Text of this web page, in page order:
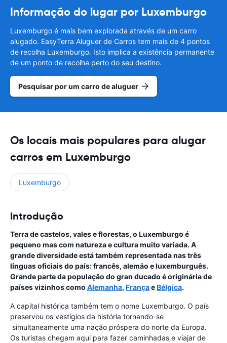
Informação do lugar por Luxemburgo
Luxemburgo é mais bem explorada através de um carro
alugado. EasyTerra Aluguer de Carros tem mais de 4 pontos
de recolha Luxemburgo. Isto implica a existência permanente
de um ponto de recolha perto do seu destino.
Pesquisar por um carro de aluguer
Os locais mais populares para alugar
carros em Luxemburgo
Luxemburgo
Introdução
Terra de castelos, vales e florestas, o Luxemburgo é
pequeno mas com natureza e cultura muito variada. A
grande diversidade está também representada nas três
línguas oficiais do país: francês, alemão e luxemburguês.
Grande parte da população do gran ducado é originária de
países vizinhos como Alemanha, FrançaeBélgica.
A capital histórica também tem o nome Luxemburgo. O país
preservou os vestígios da história tornando-se
simultaneamente uma nação próspera do norte da Europa.
Os turistas chegam aqui para fazer caminhadas e viajar de